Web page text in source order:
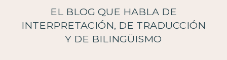
EL BLOG QUE HABLA DE
INTERPRETACIÓN, DE TRADUCCIÓN
Y DE BILINGÜISMO